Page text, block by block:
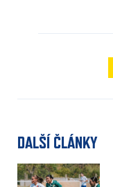
DALŠÍ ČLÁNKY